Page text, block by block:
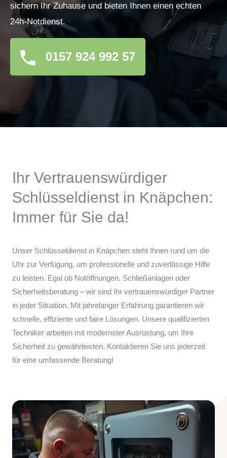
sichern Ihr Zuhause und bieten Ihnen einen echten
24h-Notdienst.
0157 924 992 57
Ihr Vertrauenswürdiger
Schlüsseldienst in Knäpchen:
Immer für Sie da!
Unser Schlüsseldienst in Knäpchen steht Ihnen rund um die
Uhr zur Verfügung, um professionelle und zuverlässige Hilfe
zu leisten. Egal ob Notöffnungen, Schließanlagen oder
Sicherheitsberatung – wir sind Ihr vertrauenswürdiger Partner
in jeder Situation. Mit jahrelanger Erfahrung garantieren wir
schnelle, effiziente und faire Lösungen. Unsere qualifizierten
Techniker arbeiten mit modernster Ausrüstung, um Ihre
Sicherheit zu gewährleisten. Kontaktieren Sie uns jederzeit
für eine umfassende Beratung!